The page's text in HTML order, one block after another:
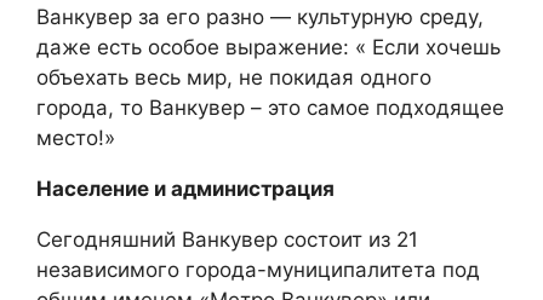
Ванкувер за его разно — культурную среду,
даже есть особое выражение: « Если хочешь
объехать весь мир, не покидая одного
города, то Ванкувер – это самое подходящее
место!»
Население и администрация
Сегодняшний Ванкувер состоит из 21
независимого города-муниципалитета под